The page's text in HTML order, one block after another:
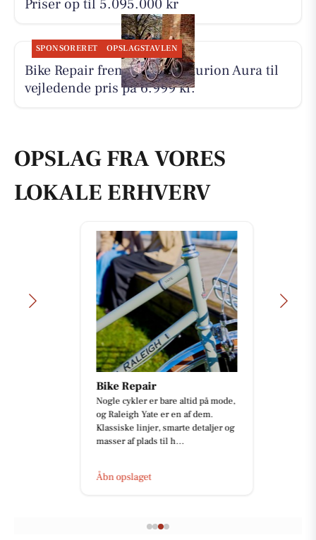
Priser op til 5.095.000 kr
SPONSORERET OPSLAGSTAVLEN
Bike Repair fremhæver Centurion Aura til
vejledende pris på 6.999 kr.
OPSLAG FRA VORES
LOKALE ERHVERV
Bike Repair
Nogle cykler er bare altid på mode,
og Raleigh Yate er en af dem.
Klassiske linjer, smarte detaljer og
masser af plads til h...
Åbn opslaget